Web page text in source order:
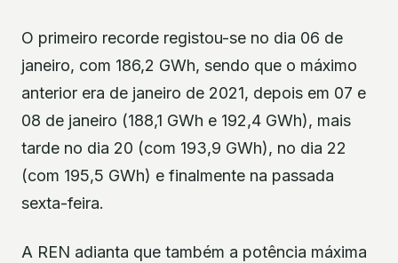
O primeiro recorde registou-se no dia 06 de
janeiro, com 186,2 GWh, sendo que o máximo
anterior era de janeiro de 2021, depois em 07 e
08 de janeiro (188,1 GWh e 192,4 GWh), mais
tarde no dia 20 (com 193,9 GWh), no dia 22
(com 195,5 GWh) e finalmente na passada
sexta-feira.
A REN adianta que também a potência máxima